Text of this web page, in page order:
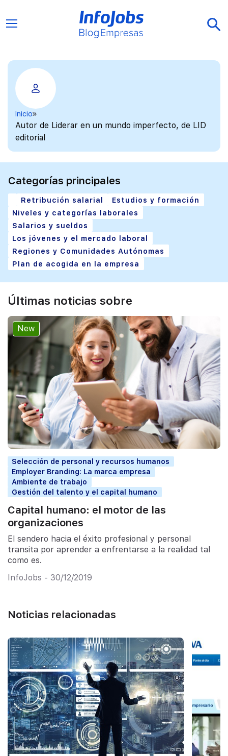
Inicio
Autor de Liderar en un mundo imperfecto, de LID
editorial
Categorías principales
Retribución salarial
Estudios y formación
Niveles y categorías laborales
Salarios y sueldos
Los jóvenes y el mercado laboral
Regiones y Comunidades Autónomas
Plan de acogida en la empresa
Últimas noticias sobre
New
Selección de personal y recursos humanos
Employer Branding: La marca empresa
Ambiente de trabajo
Gestión del talento y el capital humano
Capital humano: el motor de las
organizaciones
El sendero hacia el éxito profesional y personal
transita por aprender a enfrentarse a la realidad tal
como es.
InfoJobs - 30/12/2019
Noticias relacionadas